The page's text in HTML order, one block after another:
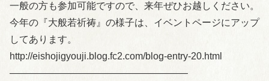
一般の方も参加可能ですので、来年ぜひお越しください。
今年の『大般若祈祷』の様子は、イベントページにアップ
してあります。
http://eishojigyouji.blog.fc2.com/blog-entry-20.html
——————————————————–